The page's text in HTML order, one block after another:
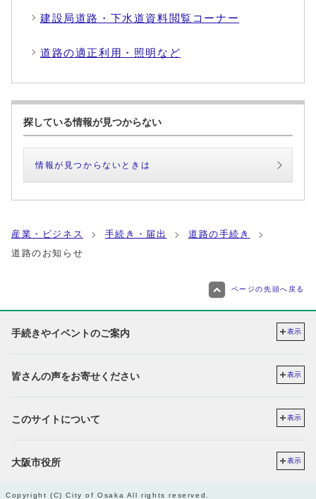
建設局道路・下水道資料閲覧コーナー
道路の適正利用・照明など
探している情報が見つからない
情報が見つからないときは
産業・ビジネス 手続き・届出
道路の手続き
道路のお知らせ
ページの先頭へ戻る
手続きやイベントのご案内 表示
皆さんの声をお寄せください 表示
このサイトについて 表示
大阪市役所 表示
Copyright (C) City of Osaka All rights reserved.